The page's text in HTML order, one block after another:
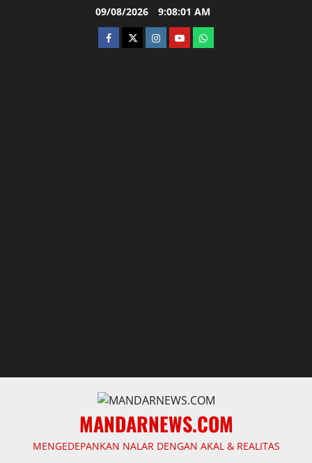
09/08/2026 9:08:02 AM
facebooktwitterinstagram.com
youtubewhatsapp
MANDARNEWS.COM
MENGEDEPANKAN NALAR DENGAN AKAL & REALITAS